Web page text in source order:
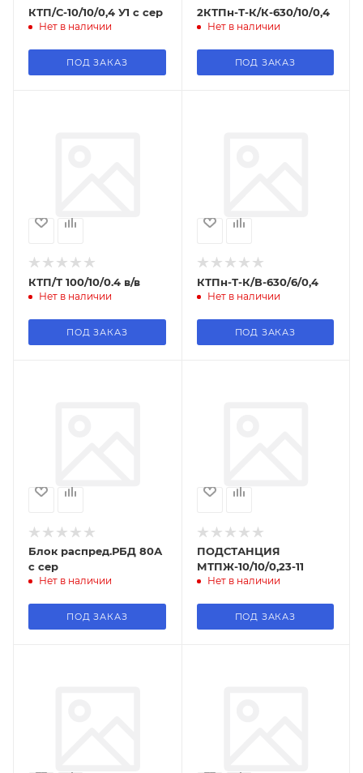
КТП/С-10/10/0,4 У1 с сер
Нет в наличии
ПОД ЗАКАЗ
2КТПн-Т-К/К-630/10/0,4
Нет в наличии
ПОД ЗАКАЗ
КТП/Т 100/10/0.4 в/в
Нет в наличии
ПОД ЗАКАЗ
КТПн-Т-К/В-630/6/0,4
Нет в наличии
ПОД ЗАКАЗ
Блок распред.РБД 80А
с сер
Нет в наличии
ПОД ЗАКАЗ
ПОДСТАНЦИЯ
МТПЖ-10/10/0,23-11
Нет в наличии
ПОД ЗАКАЗ